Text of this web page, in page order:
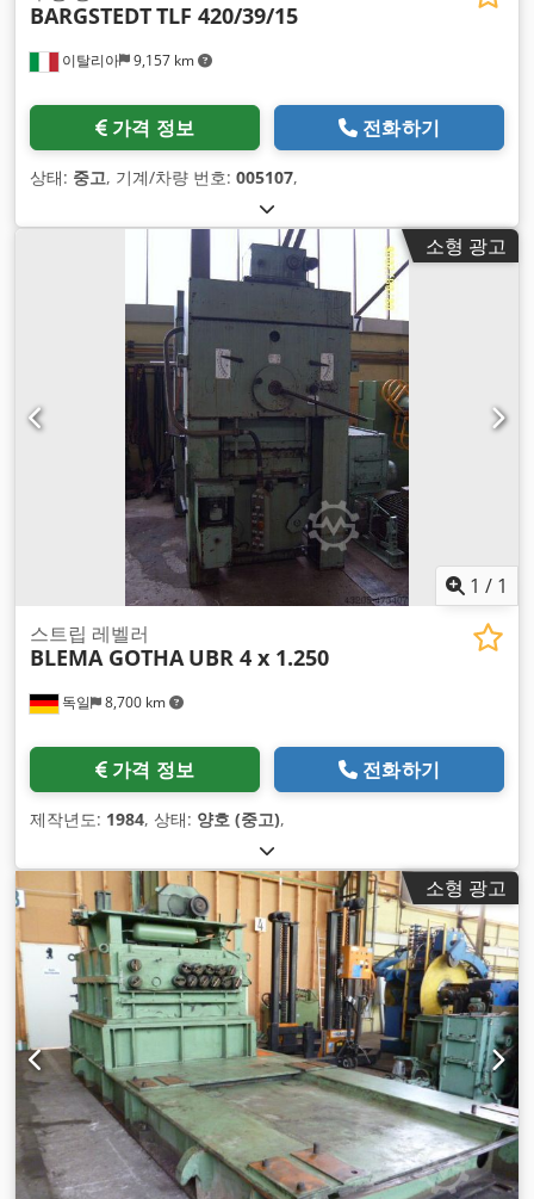
이탈리아 9,157 km
BARGSTEDTTLF 420/39/15
가격 정보 전화하기
상태: 중고, 기계/차량 번호: 005107,
소형 광고
1 / 1
독일 8,700 km
스트립 레벨러
BLEMA GOTHA UBR 4 x 1.250
가격 정보 전화하기
제작년도: 1984, 상태: 양호 (중고),
소형 광고